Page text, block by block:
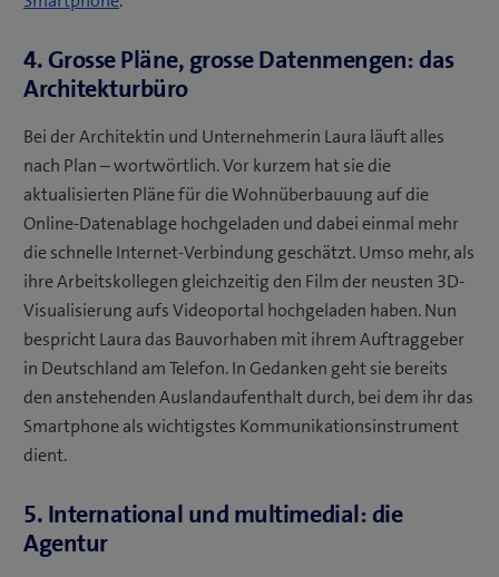
4. Grosse Pläne, grosse Datenmengen: das
Architekturbüro
Bei der Architektin und Unternehmerin Laura läuft alles
nach Plan – wortwörtlich. Vor kurzem hat sie die
aktualisierten Pläne für die Wohnüberbauung auf die
Online-Datenablage hochgeladen und dabei einmal mehr
die schnelle Internet-Verbindung geschätzt. Umso mehr, als
ihre Arbeitskollegen gleichzeitig den Film der neusten 3D-
Visualisierung aufs Videoportal hochgeladen haben. Nun
bespricht Laura das Bauvorhaben mit ihrem Auftraggeber
in Deutschland am Telefon. In Gedanken geht sie bereits
den anstehenden Auslandaufenthalt durch, bei dem ihr das
Smartphone als wichtigstes Kommunikationsinstrument
dient.
5. International und multimedial: die
Agentur